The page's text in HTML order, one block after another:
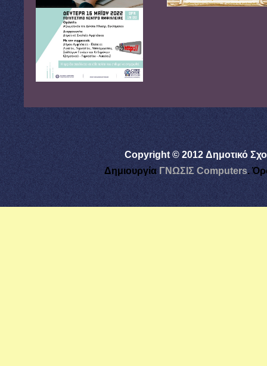
Copyright © 2012 Δημοτικό
Δημιουργία ΓΝΩΣΙΣ Computers.